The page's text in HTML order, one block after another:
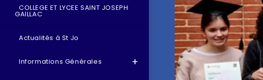
COLLEGE ET LYCEE SAINT JOSEPH
GAILLAC
Actualités à St Jo
Informations Générales